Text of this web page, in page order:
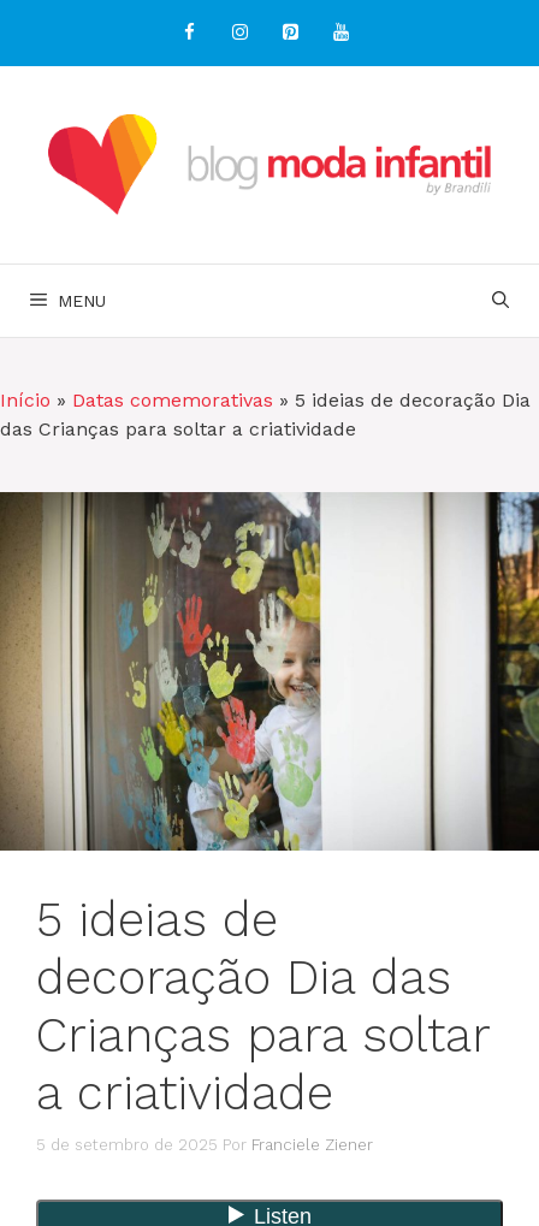
o
MENU
Início » Datas comemorativas » 5 ideias de decoração Dia
das Crianças para soltar a criatividade
5 ideias de
decoração Dia das
Crianças para soltar
a criatividade
5 de setembro de 2025 Por Franciele Ziener